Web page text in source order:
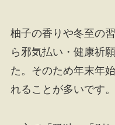
柚子の香りや冬至の
ら邪気払い・健康祈
た。そのため年末年
れることが多いです。